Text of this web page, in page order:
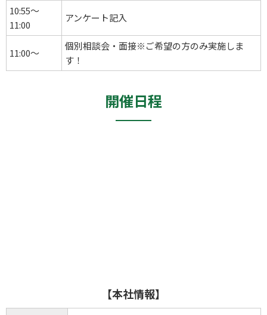
10:55～
11:00
アンケート記入
11:00～
個別相談会・面接※ご希望の方のみ実施しま
す！
開催日程
【本社情報】